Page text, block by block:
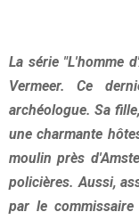
La série "L'homme
Vermeer. Ce
archéologue. Sa
une charmante
moulin près
policières. Aussi,
par le